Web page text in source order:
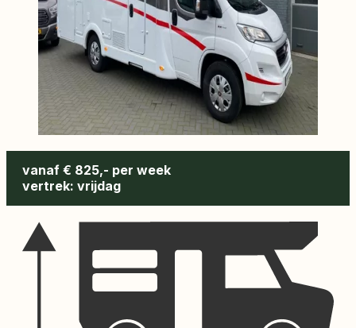
vanaf € 825,- per week
vertrek: vrijdag